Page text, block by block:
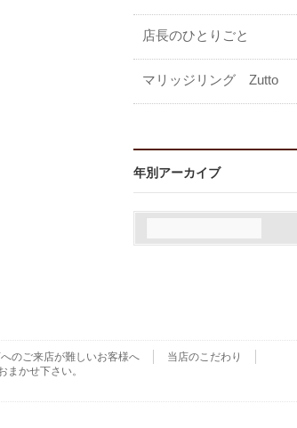
店長のひとりごと
マリッジリング Zutto
年別アーカイブ
のご来店が難しいお客様へ
当店のこだわり
まかせ下さい。